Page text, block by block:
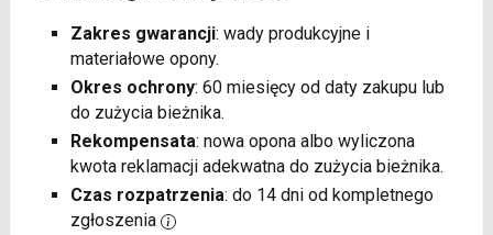
Zakres gwarancji: wady produkcyjne i
materiałowe opony.
Okres ochrony: 60 miesięcy od daty zakupu lub
do zużycia bieżnika.
Rekompensata: nowa opona albo wyliczona
kwota reklamacji adekwatna do zużycia bieżnika.
Czas rozpatrzenia: do 14 dni od kompletnego
zgłoszenia